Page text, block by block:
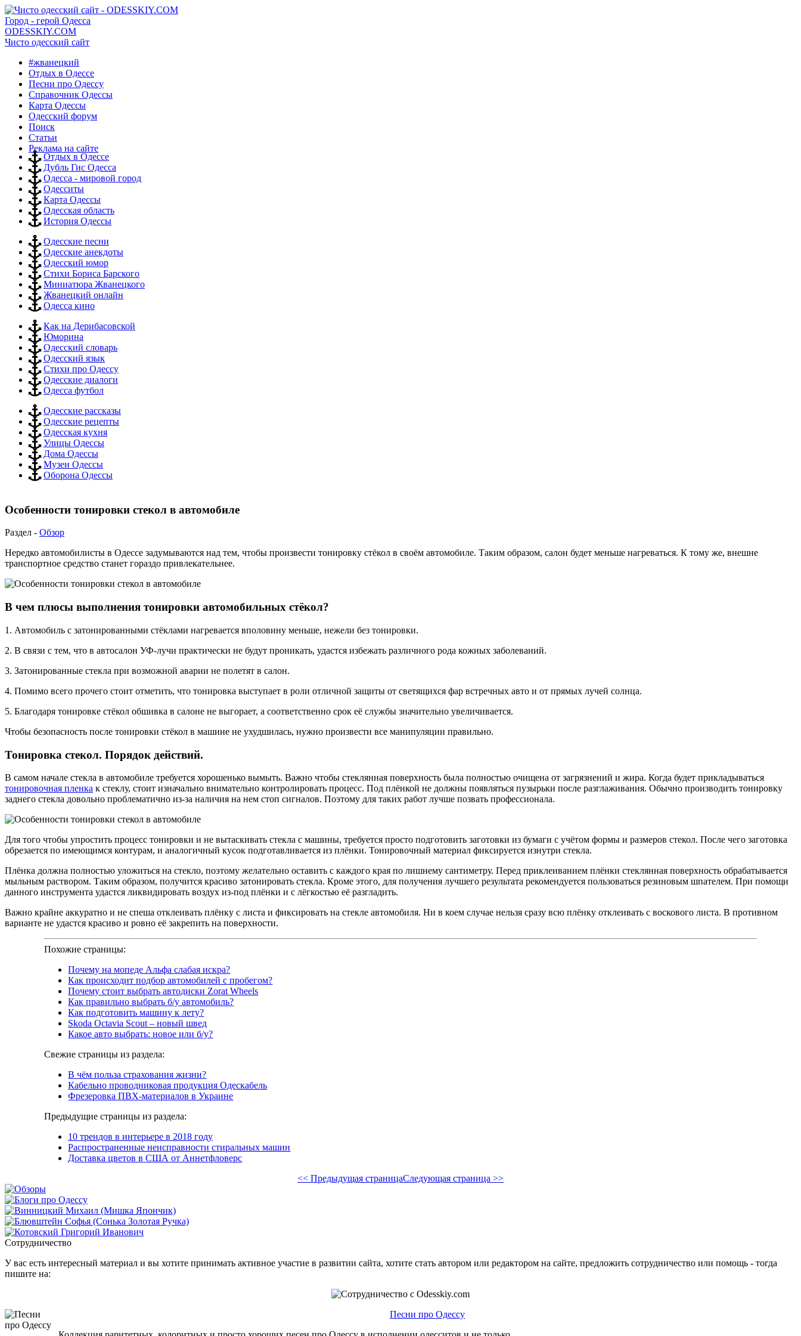
Город - герой Одесса
ODESSKIY.COM
Чисто одесский сайт
#жванецкий
Отдых в Одессе
Песни про Одессу
Справочник Одессы
Карта Одессы
Одесский форум
Поиск
Статьи
Реклама на сайте
Отдых в Одессе
Дубль Гис Одесса
Одесса - мировой город
Одесситы
Карта Одессы
Одесская область
История Одессы
Одесские песни
Одесские анекдоты
Одесский юмор
Стихи Бориса Барского
Миниатюра Жванецкого
Жванецкий онлайн
Одесса кино
Как на Дерибасовской
Юморина
Одесский словарь
Одесский язык
Стихи про Одессу
Одесские диалоги
Одесса футбол
Одесские рассказы
Одесские рецепты
Одесская кухня
Улицы Одессы
Дома Одессы
Музеи Одессы
Оборона Одессы
Особенности тонировки стекол в автомобиле
Раздел - Обзор
Нередко автомобилисты в Одессе задумываются над тем, чтобы произвести тонировку стёкол в своём автомобиле. Таким образом, салон будет меньше нагреваться. К тому же, внешне
транспортное средство станет гораздо привлекательнее.
В чем плюсы выполнения тонировки автомобильных стёкол?
1. Автомобиль с затонированными стёклами нагревается вполовину меньше, нежели без тонировки.
2. В связи с тем, что в автосалон УФ-лучи практически не будут проникать, удастся избежать различного рода кожных заболеваний.
3. Затонированные стекла при возможной аварии не полетят в салон.
4. Помимо всего прочего стоит отметить, что тонировка выступает в роли отличной защиты от светящихся фар встречных авто и от прямых лучей солнца.
5. Благодаря тонировке стёкол обшивка в салоне не выгорает, а соответственно срок её службы значительно увеличивается.
Чтобы безопасность после тонировки стёкол в машине не ухудшилась, нужно произвести все манипуляции правильно.
Тонировка стекол. Порядок действий.
В самом начале стекла в автомобиле требуется хорошенько вымыть. Важно чтобы стеклянная поверхность была полностью очищена от загрязнений и жира. Когда будет прикладываться
тонировочная пленка к стеклу, стоит изначально внимательно контролировать процесс. Под плёнкой не должны появляться пузырьки после разглаживания. Обычно производить тонировку
заднего стекла довольно проблематично из-за наличия на нем стоп сигналов. Поэтому для таких работ лучше позвать профессионала.
Для того чтобы упростить процесс тонировки и не вытаскивать стекла с машины, требуется просто подготовить заготовки из бумаги с учётом формы и размеров стекол. После чего заготовка
обрезается по имеющимся контурам, и аналогичный кусок подготавливается из плёнки. Тонировочный материал фиксируется изнутри стекла.
Плёнка должна полностью уложиться на стекло, поэтому желательно оставить с каждого края по лишнему сантиметру. Перед приклеиванием плёнки стеклянная поверхность обрабатывается
мыльным раствором. Таким образом, получится красиво затонировать стекла. Кроме этого, для получения лучшего результата рекомендуется пользоваться резиновым шпателем. При помощи
данного инструмента удастся ликвидировать воздух из-под плёнки и с лёгкостью её разгладить.
Важно крайне аккуратно и не спеша отклеивать плёнку с листа и фиксировать на стекле автомобиля. Ни в коем случае нельзя сразу всю плёнку отклеивать с воскового листа. В противном
варианте не удастся красиво и ровно её закрепить на поверхности.
Похожие страницы:
Почему на мопеде Альфа слабая искра?
Как происходит подбор автомобилей с пробегом?
Почему стоит выбрать автодиски Zorat Wheels
Как правильно выбрать б/у автомобиль?
Как подготовить машину к лету?
Skoda Octavia Scout – новый швед
Какое авто выбрать: новое или б/у?
Свежие страницы из раздела:
В чём польза страхования жизни?
Кабельно проводниковая продукция Одескабель
Фрезеровка ПВХ-материалов в Украине
Предыдущие страницы из раздела:
10 трендов в интерьере в 2018 году
Распространенные неисправности стиральных машин
Доставка цветов в США от Аннетфловерс
<< Предыдущая страницаСледующая страница >>
Сотрудничество
У вас есть интересный материал и вы хотите принимать активное участие в развитии сайта, хотите стать автором или редактором на сайте, предложить сотрудничество или помощь - тогда
пишите на:
Песни про Одессу